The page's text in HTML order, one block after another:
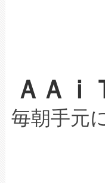
加組織は
選定され
取得でき
設には、
最高経営
す。「当
ームを利
事業者の
系統連系
限を超え
持できる
ービスレ
テリー性
念は、現
狭視野の
ケーブル
なレーザ
な環境下
キロメー
LiDAR for
は1535
ＡＡ
毎朝手元